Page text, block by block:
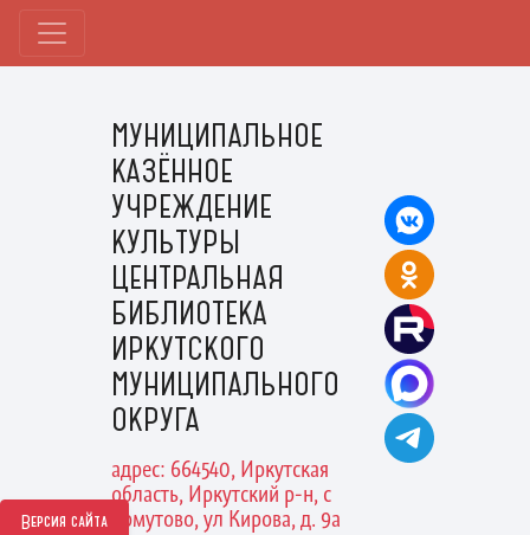
Версия сайта
МУНИЦИПАЛЬНОЕ
КАЗЁННОЕ
УЧРЕЖДЕНИЕ
КУЛЬТУРЫ
ЦЕНТРАЛЬНАЯ
БИБЛИОТЕКА
ИРКУТСКОГО
МУНИЦИПАЛЬНОГО
ОКРУГА
адрес: 664540, Иркутская
область, Иркутский р-н, с
Хомутово, ул Кирова, д. 9а